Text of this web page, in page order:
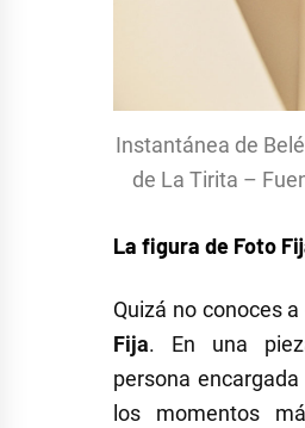
Instantánea de
de La Tirita –
La figura de Foto
Quizá no conoces
Fija. En una
persona
los momentos